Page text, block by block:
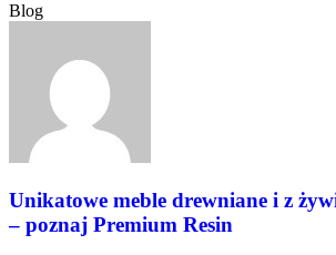
Blog
Unikatowe meble drewniane i z
– poznaj Premium Resin